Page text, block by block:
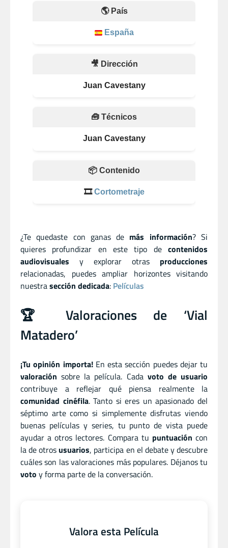
🌎 País
España
🎥 Dirección
Juan Cavestany
🧰 Técnicos
Juan Cavestany
📦 Contenido
🎞️Cortometraje
¿Te quedaste con ganas de más información? Si
quieres profundizar en este tipo de contenidos
audiovisuales y explorar otras producciones
relacionadas, puedes ampliar horizontes visitando
nuestrasección dedicada: Películas
🏆 Valoraciones de ‘Vial
Matadero’
¡Tu opinión importa!En esta sección puedes dejar tu
valoración sobre la película. Cada voto de usuario
contribuye a reflejar qué piensa realmente la
comunidad cinéfila. Tanto si eres un apasionado del
séptimo arte como si simplemente disfrutas viendo
buenas películas y series, tu punto de vista puede
ayudar a otros lectores. Compara tu puntuación con
la de otros usuarios, participa en el debate y descubre
cuáles son las valoraciones más populares. Déjanos tu
voto y forma parte de la conversación.
Valora esta Película